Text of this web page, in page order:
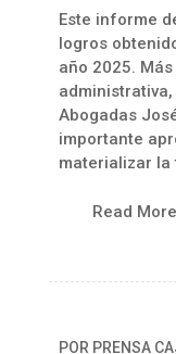
Este informe
logros
año 2025.
Abogadas
importante
materializar la
Read More
POR PRENSA